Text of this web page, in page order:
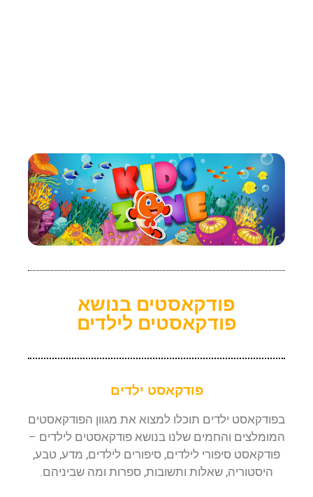
פודקאסטים בנושא
פודקאסטים לילדים
פודקאסט ילדים
בפודקאסט ילדים תוכלו למצוא את מגוון הפודקאסטים
המומלצים והחמים שלנו בנושא פודקאסטים לילדים –
פודקאסט סיפורי לילדים, סיפורים לילדים, מדע, טבע,
היסטוריה, שאלות ותשובות, ספרות ומה שביניהם.